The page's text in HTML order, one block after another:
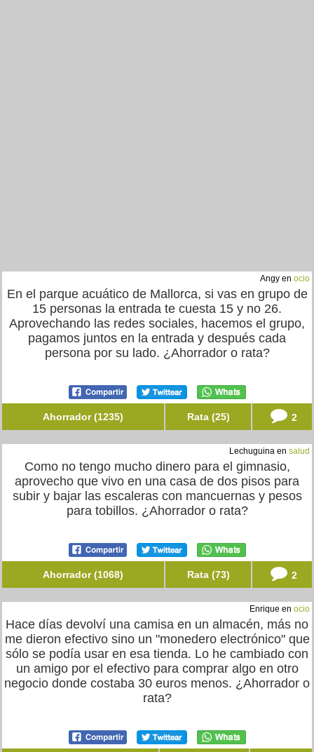
Angy en ocio
En el parque acuático de Mallorca, si vas en grupo de
15 personas la entrada te cuesta 15 y no 26.
Aprovechando las redes sociales, hacemos el grupo,
pagamos juntos en la entrada y después cada
persona por su lado. ¿Ahorrador o rata?
Ahorrador (1235) Rata (25) 2
Lechuguina en salud
Como no tengo mucho dinero para el gimnasio,
aprovecho que vivo en una casa de dos pisos para
subir y bajar las escaleras con mancuernas y pesos
para tobillos. ¿Ahorrador o rata?
Ahorrador (1068) Rata (73) 2
Enrique en ocio
Hace días devolví una camisa en un almacén, más no
me dieron efectivo sino un "monedero electrónico" que
sólo se podía usar en esa tienda. Lo he cambiado con
un amigo por el efectivo para comprar algo en otro
negocio donde costaba 30 euros menos. ¿Ahorrador o
rata?